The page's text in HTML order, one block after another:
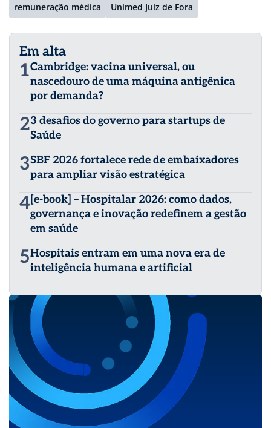
remuneração médica
Unimed Juiz de Fora
Em alta
1Cambridge: vacina universal, ou
nascedouro de uma máquina antigênica
por demanda?
23 desafios do governo para startups de
Saúde
3SBF 2026 fortalece rede de embaixadores
para ampliar visão estratégica
4[e-book] – Hospitalar 2026: como dados,
governança e inovação redefinem a gestão
em saúde
5Hospitais entram em uma nova era de
inteligência humana e artificial